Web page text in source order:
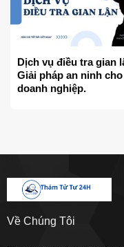
Dịch vụ điều tra gian
Giải pháp an ninh cho
doanh nghiệp.
Về Chúng Tôi